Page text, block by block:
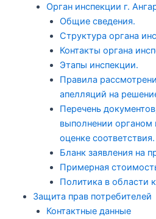
Орган инспекции г.
Общие сведения.
Структура органа
Контакты органа
Этапы инспекции.
Правила
апелляций на
Перечень
выполнении органом
оценке соответствия.
Бланк заявления на
Примерная
Политика в области
Защита прав потребителей
Контактные данные